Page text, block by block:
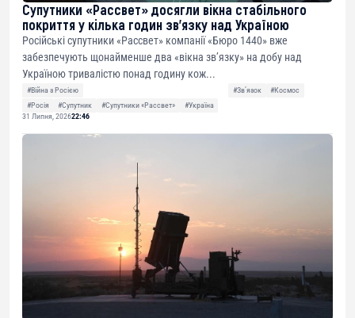
Супутники «Рассвет» досягли вікна стабільного
покриття у кілька годин зв’язку над Україною
Російські супутники «Рассвет» компанії «Бюро 1440» вже
забезпечують щонайменше два «вікна зв’язку» на добу над
Україною тривалістю понад годину кож...
#Війна з Росією #Звʼязок
#Космос
#Росія
#Супутник #Супутники «Рассвет»
#Україна
31 Липня, 202622:46